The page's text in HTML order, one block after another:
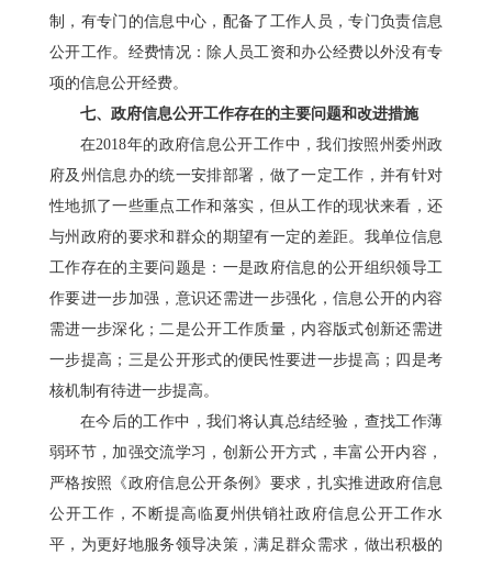
制， 有专门的信息中心，配备了工作人员，专门负责信息
公开工作。经费情况 ： 除人员工资和办公经费以外没有专
项的信息公开经费。
七、 政府信息公开工作存在的主要问题和改进措施
在2018年的政府信息公开工作中，我们按照州委州政
府及州信息办的统一安排部署，做了一定工作，并有针对
性地抓了一些重点工作和落实，但从工作的现状来看，还
与州政府的要求和群众的期望有一定的差距。我单位信息
工作存在的主要问题是：一是政府信息的公开组织领导工
作要进一步加强，意识还需进一步强化，信息公开的内容
需进一步深化；二是公开工作质量，内容版式创新还需进
一步提高；三是公开形式的便民性要进一步提高；四是考
核机制有待进一步提高。
在今后的工作中，我们将认真总结经验，查找工作薄
弱环节 ，加强交流学习，创新公开方式，丰富公开内容，
严格按照《政府信息公开条例》要求，扎实推进政府信息
公开工作，不断提高临夏州供销社政府信息公开工作水
平，为更好地服务领导决策，满足群众需求，做出积极的